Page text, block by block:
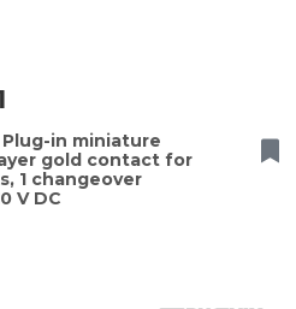
Plug-in miniature
gold contact for
1 changeover
V DC